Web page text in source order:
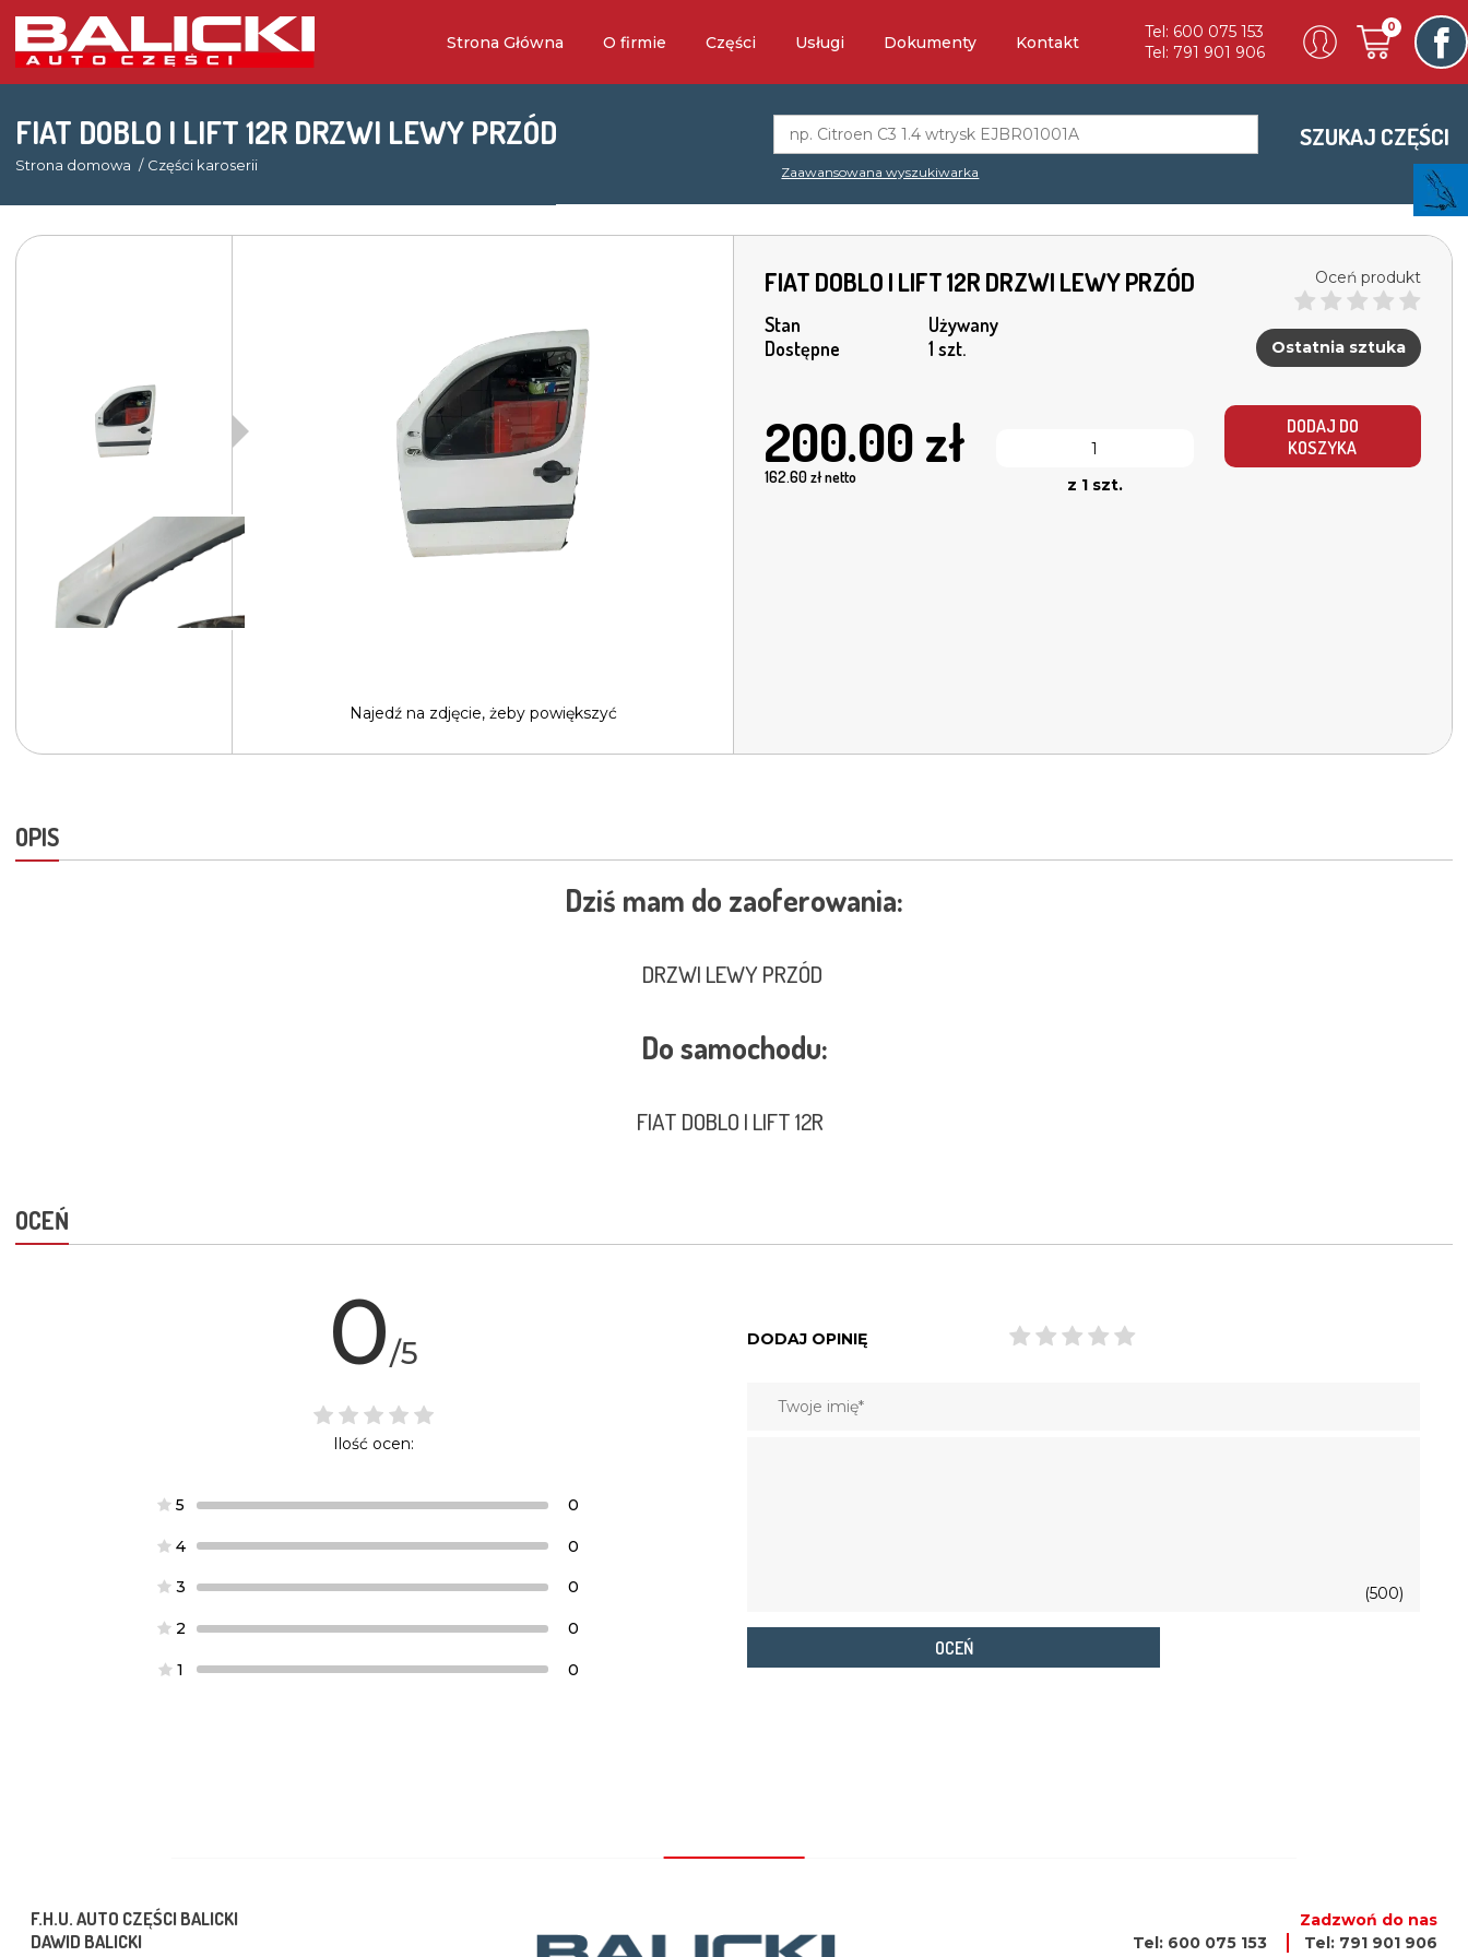
Strona Główna O firmie Części Usługi Dokumenty Kontakt
Tel: 600 075 153
Tel: 791 901 906
0
FIAT DOBLO I LIFT 12R DRZWI LEWY PRZÓD
Strona domowa Części karoserii Zaawansowana wyszukiwarka
SZUKAJ CZĘŚCI
Najedź na zdjęcie, żeby powiększyć
FIAT DOBLO I LIFT 12R DRZWI LEWY PRZÓD
Stan
Używany
Dostępne
1 szt.
Oceń produkt
Ostatnia sztuka
200.00 zł
162.60zł netto z 1 szt.
DODAJ DO
KOSZYKA
OPIS
Dziś mam do zaoferowania:
DRZWI LEWY PRZÓD
Do samochodu:
FIAT DOBLO I LIFT 12R
OCEŃ
0/5
Ilość ocen:
5 0
4 0
3 0
2 0
1 0
DODAJ OPINIĘ
(500)
OCEŃ
F.H.U. AUTO CZĘŚCI BALICKI
DAWID BALICKI
Zadzwoń do nas
Tel: 600 075 153
Tel: 791 901 906